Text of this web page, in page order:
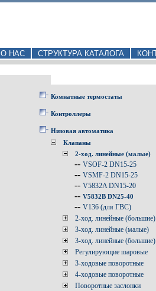
О НАС СТРУКТУРА КАТАЛОГА
Комнатные термостаты
Контроллеры
Низовая автоматика
Клапаны
2-ход. линейные (малые)
-- VSOF-2 DN15-25
-- VSMF-2 DN15-25
-- V5832A DN15-20
-- V5832B DN25-40
-- V136 (для ГВС)
2-ход. линейные (большие)
3-ход. линейные (малые)
3-ход. линейные (большие)
Регулирующие шаровые
3-ходовые поворотные
4-ходовые поворотные
Поворотные заслонки